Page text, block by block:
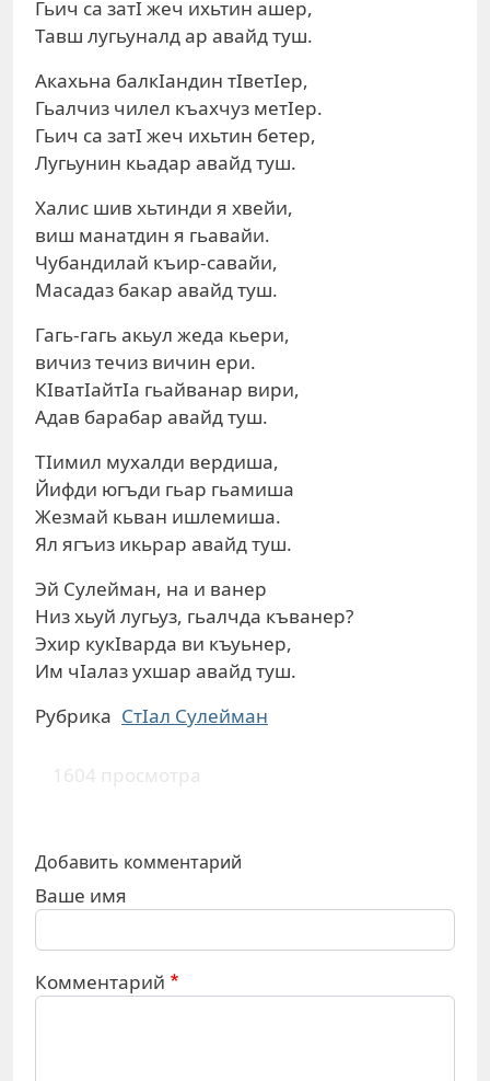
Гьич са затI жеч ихьтин ашер,
Тавш лугьуналд ар авайд туш.
Акахьна балкIандин тIветIер,
Гьалчиз чилел къахчуз метIер.
Гьич са затI жеч ихьтин бетер,
Лугьунин кьадар авайд туш.
Халис шив хьтинди я хвейи,
виш манатдин я гьавайи.
Чубандилай къир-савайи,
Масадаз бакар авайд туш.
Гагь-гагь акьул жеда кьери,
вичиз течиз вичин ери.
КIватIайтIа гьайванар вири,
Адав барабар авайд туш.
ТIимил мухалди вердиша,
Йифди югъди гьар гьамиша
Жезмай кьван ишлемиша.
Ял ягъиз икьрар авайд туш.
Эй Сулейман, на и ванер
Низ хьуй лугьуз, гьалчда къванер?
Эхир кукIварда ви къуьнер,
Им чIалаз ухшар авайд туш.
Рубрика СтIал Сулейман
1604 просмотра
Добавить комментарий
Ваше имя
Комментарий